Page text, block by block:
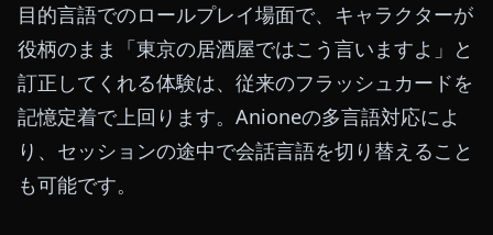
目的言語でのロールプレイ場面で、キャラクターが
役柄のまま「東京の居酒屋ではこう言いますよ」と
訂正してくれる体験は、従来のフラッシュカードを
記憶定着で上回ります。Anioneの多言語対応によ
り、セッションの途中で会話言語を切り替えること
も可能です。